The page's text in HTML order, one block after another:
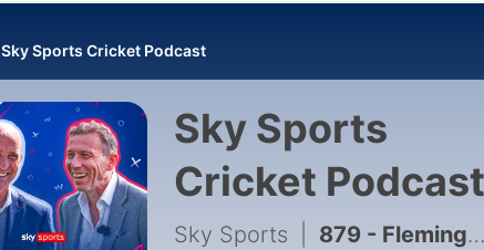
Sky Sports Cricket Podcast
Sky Sports
Cricket Podcast
Sky Sports 879 - Fleming & Root get England's Test roles. What now for Brook? Could Stokes return?